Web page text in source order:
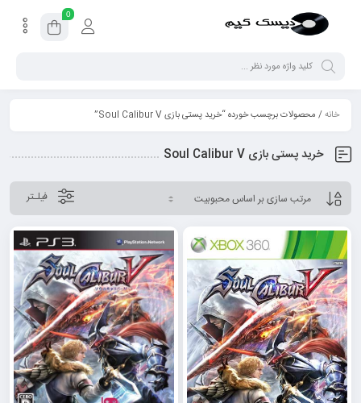
0
خانه/ محصولات برچسب خورده “خرید پستی بازی Soul Calibur V”
خرید پستی بازی Soul Calibur V
فیلـتر